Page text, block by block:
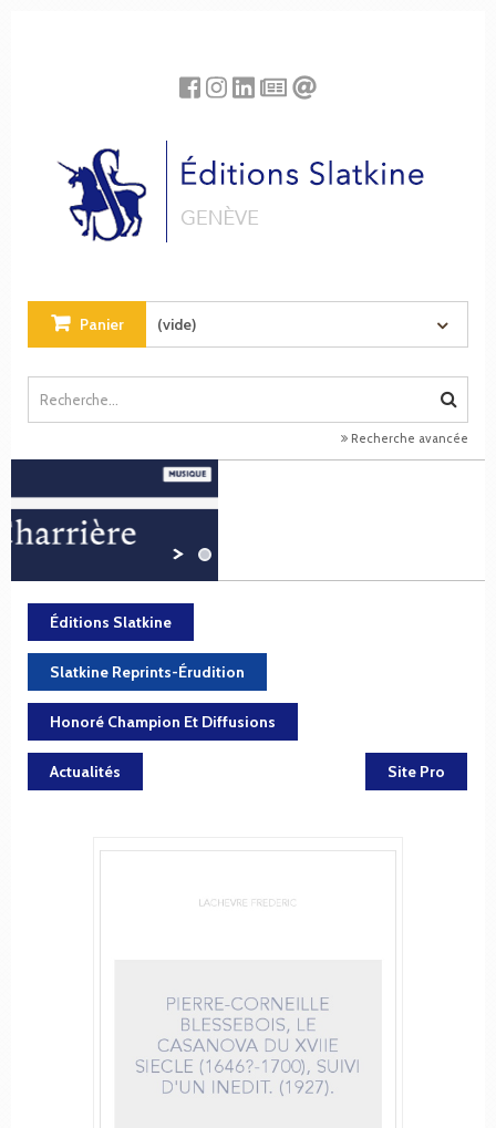
Panier (vide)
Recherche avancée
Éditions Slatkine
Slatkine Reprints-Érudition
Honoré Champion Et Diffusions
Actualités Site Pro